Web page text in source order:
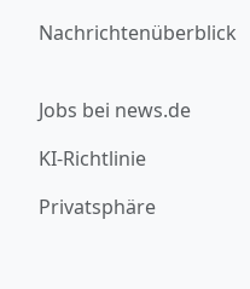
Nachrichtenüberblick
Jobs bei news.de
KI-Richtlinie
Privatsphäre